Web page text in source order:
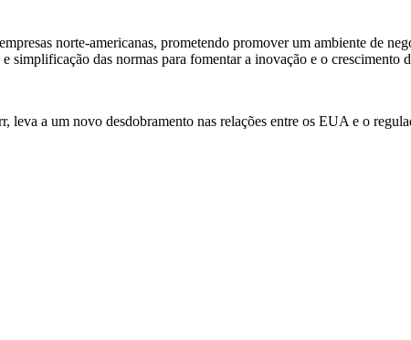
norte-americanas, prometendo promover um ambiente de
das normas para fomentar a inovação e o crescimento
leva a um novo desdobramento nas relações entre os EUA e o